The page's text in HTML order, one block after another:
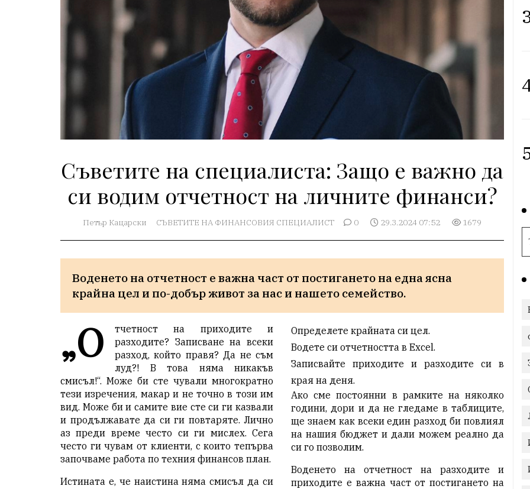
Съветите на специалиста: Защо е важно да
си водим отчетност на личните финанси?
Петър Кацарски СЪВЕТИТЕ НА ФИНАНСОВИЯ СПЕЦИАЛИСТ 0 29.3.2024 07:52 1679
Воденето на отчетност е важна част от постигането на една ясна
крайна цел и по-добър живот за нас и нашето семейство.
„О
тчетност на приходите и
разходите? Записване на всеки
разход, който правя? Да не съм
луд?! В това няма никакъв
смисъл!“. Може би сте чували многократно
тези изречения, макар и не точно в този им
вид. Може би и самите вие сте си ги казвали
и продължавате да си ги повтаряте. Лично
аз преди време често си ги мислех. Сега
често ги чувам от клиенти, с които тепърва
започваме работа по техния финансов план.
Истината е, че наистина няма смисъл да си
Определете крайната си цел.
Водете си отчетността в Excel.
Записвайте приходите и разходите си в
края на деня.
Ако сме постоянни в рамките на няколко
години, дори и да не гледаме в таблиците,
ще знаем как всеки един разход би повлиял
на нашия бюджет и дали можем реално да
си го позволим.
Воденето на отчетност на разходите и
приходите е важна част от постигането на